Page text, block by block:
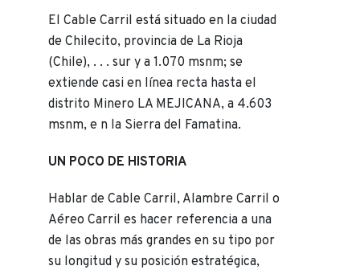
El Cable Carril está situado en la ciudad
de Chilecito, provincia de La Rioja
(Chile), . . . sur y a 1.070 msnm; se
extiende casi en línea recta hasta el
distrito Minero LA MEJICANA, a 4.603
msnm, e n la Sierra del Famatina.
UN POCO DE HISTORIA
Hablar de Cable Carril, Alambre Carril o
Aéreo Carril es hacer referencia a una
de las obras más grandes en su tipo por
su longitud y su posición estratégica,